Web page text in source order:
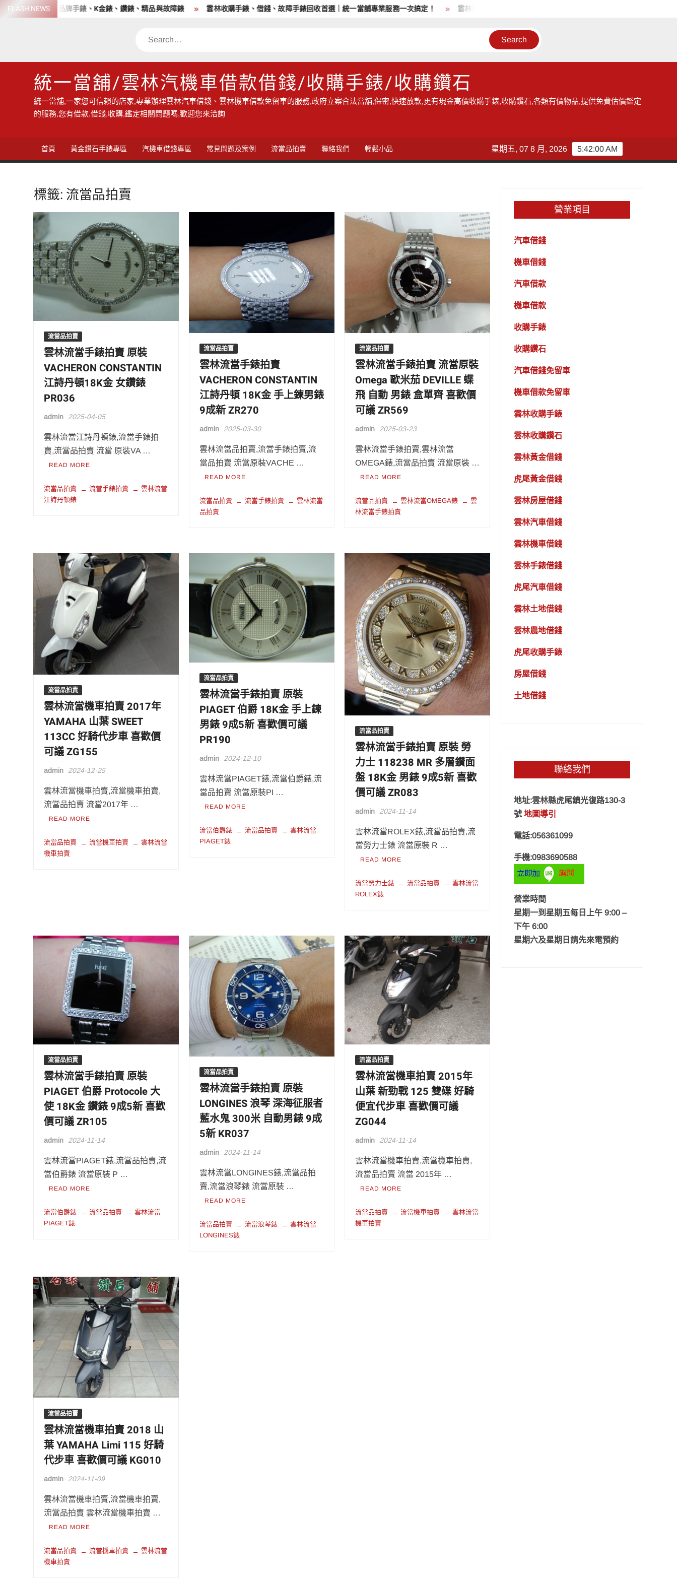
SkipFLASH NEWS
收購各品牌手錶、K金錶、鑽錶、精品與故障錶 雲林收購手錶、借錢、故障手錶回收首選｜統一當舖專業服務一次搞定！ 雲林地區的收購手錶服務,讓您獲得現金高價雲林收購手錶的機會
Search
統一當舖/雲林汽機車借款借錢/收購手錶/收購鑽石
統一當舖,一家您可信賴的店家,專業辦理雲林汽車借錢、雲林機車借款免留車的服務,政府立案合法當舖,保密,快速放款,更有現金高價收購手錶,收購鑽石,各類有價物品,提供免費估價鑑定
的服務,您有借款,借錢,收購,鑑定相關問題嗎,歡迎您來洽詢
首頁 黃金鑽石手錶專區 汽機車借錢專區 常見問題及案例 流當品拍賣 聯絡我們 輕鬆小品 5:42:01 AM
星期五, 07 8 月, 2026
標籤: 流當品拍賣
流當品拍賣
雲林流當手錶拍賣 原裝
VACHERON CONSTANTIN
江詩丹頓18K金 女鑽錶
PR036
admin 2025-04-05
雲林流當江詩丹頓錶,流當手錶拍
賣,流當品拍賣 流當 原裝VA …
READ MORE
流當品拍賣 流當手錶拍賣
雲林流當
江詩丹頓錶
流當品拍賣
雲林流當手錶拍賣
VACHERON CONSTANTIN
江詩丹頓 18K金 手上鍊男錶
9成新 ZR270
admin 2025-03-30
雲林流當品拍賣,流當手錶拍賣,流
當品拍賣 流當原裝VACHE …
READ MORE
流當品拍賣 流當手錶拍賣
雲林流當
品拍賣
流當品拍賣
雲林流當手錶拍賣 流當原裝
Omega 歐米茄 DEVILLE 蝶
飛 自動 男錶 盒單齊 喜歡價
可議 ZR569
admin 2025-03-23
雲林流當手錶拍賣,雲林流當
OMEGA錶,流當品拍賣 流當原裝 …
READ MORE
流當品拍賣 雲林流當OMEGA錶
雲
林流當手錶拍賣
流當品拍賣
雲林流當機車拍賣 2017年
YAMAHA 山葉 SWEET
113CC 好騎代步車 喜歡價
可議 ZG155
admin 2024-12-25
雲林流當機車拍賣,流當機車拍賣,
流當品拍賣 流當2017年 …
READ MORE
流當品拍賣 流當機車拍賣
雲林流當
機車拍賣
流當品拍賣
雲林流當手錶拍賣 原裝
PIAGET 伯爵 18K金 手上鍊
男錶 9成5新 喜歡價可議
PR190
admin 2024-12-10
雲林流當PIAGET錶,流當伯爵錶,流
當品拍賣 流當原裝PI …
READ MORE
流當伯爵錶 流當品拍賣
雲林流當
PIAGET錶
流當品拍賣
雲林流當手錶拍賣 原裝 勞
力士 118238 MR 多層鑽面
盤 18K金 男錶 9成5新 喜歡
價可議 ZR083
admin 2024-11-14
雲林流當ROLEX錶,流當品拍賣,流
當勞力士錶 流當原裝 R …
READ MORE
流當勞力士錶 流當品拍賣
雲林流當
ROLEX錶
流當品拍賣
雲林流當手錶拍賣 原裝
PIAGET 伯爵 Protocole 大
使 18K金 鑽錶 9成5新 喜歡
價可議 ZR105
admin 2024-11-14
雲林流當PIAGET錶,流當品拍賣,流
當伯爵錶 流當原裝 P …
READ MORE
流當伯爵錶 流當品拍賣
雲林流當
PIAGET錶
流當品拍賣
雲林流當手錶拍賣 原裝
LONGINES 浪琴 深海征服者
藍水鬼 300米 自動男錶 9成
5新 KR037
admin 2024-11-14
雲林流當LONGINES錶,流當品拍
賣,流當浪琴錶 流當原裝 …
READ MORE
流當品拍賣 流當浪琴錶
雲林流當
LONGINES錶
流當品拍賣
雲林流當機車拍賣 2015年
山葉 新勁戰 125 雙碟 好騎
便宜代步車 喜歡價可議
ZG044
admin 2024-11-14
雲林流當機車拍賣,流當機車拍賣,
流當品拍賣 流當 2015年 …
READ MORE
流當品拍賣 流當機車拍賣
雲林流當
機車拍賣
流當品拍賣
雲林流當機車拍賣 2018 山
葉 YAMAHA Limi 115 好騎
代步車 喜歡價可議 KG010
admin 2024-11-09
雲林流當機車拍賣,流當機車拍賣,
流當品拍賣 雲林流當機車拍賣 …
READ MORE
流當品拍賣 流當機車拍賣
雲林流當
機車拍賣
營業項目
汽車借錢
機車借錢
汽車借款
機車借款
收購手錶
收購鑽石
汽車借錢免留車
機車借款免留車
雲林收購手錶
雲林收購鑽石
雲林黃金借錢
虎尾黃金借錢
雲林房屋借錢
雲林汽車借錢
雲林機車借錢
雲林手錶借錢
虎尾汽車借錢
雲林土地借錢
雲林農地借錢
虎尾收購手錶
房屋借錢
土地借錢
聯絡我們
地址:雲林縣虎尾鎮光復路130-3
號地圖導引
電話:056361099
手機:0983690588
營業時間
星期一到星期五每日上午 9:00 –
下午 6:00
星期六及星期日請先來電預約